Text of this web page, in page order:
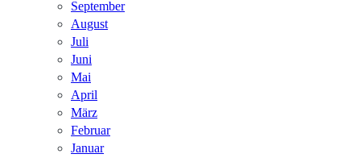
September
August
Juli
Juni
Mai
April
März
Februar
Januar